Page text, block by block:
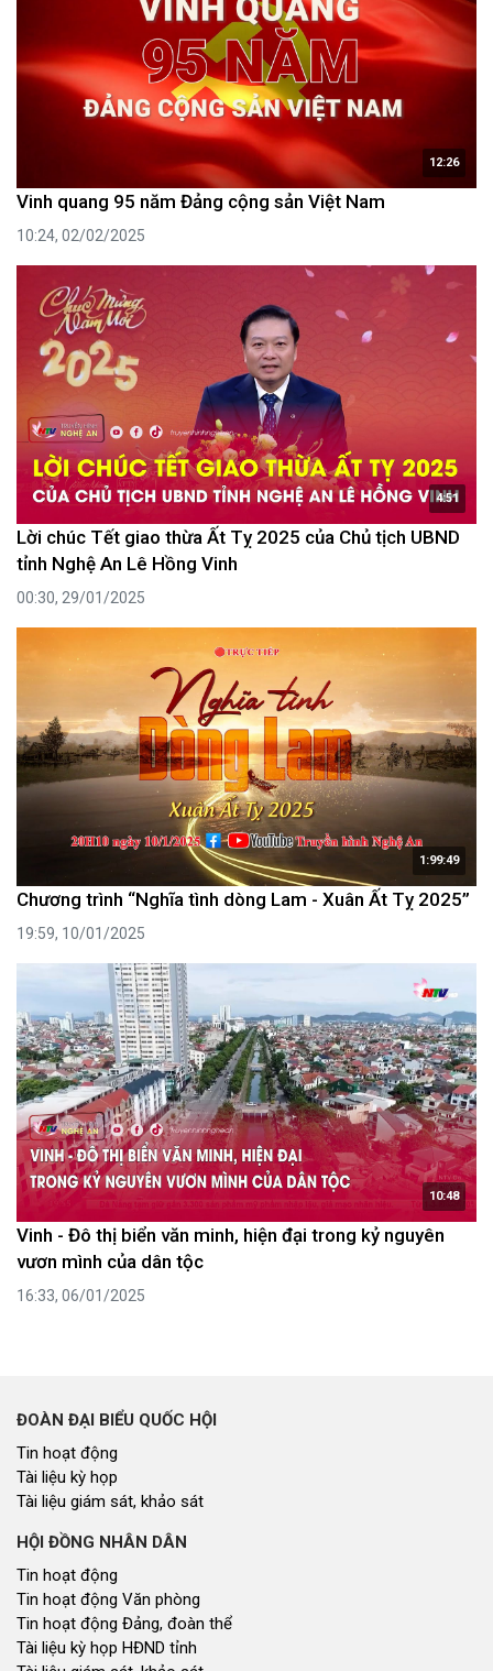
12:26
Vinh quang 95 năm Đảng cộng sản Việt Nam
10:24, 02/02/2025
4:51
Lời chúc Tết giao thừa Ất Tỵ 2025 của Chủ tịch UBND
tỉnh Nghệ An Lê Hồng Vinh
00:30, 29/01/2025
1:99:49
Chương trình “Nghĩa tình dòng Lam - Xuân Ất Tỵ 2025”
19:59, 10/01/2025
10:48
Vinh - Đô thị biển văn minh, hiện đại trong kỷ nguyên
vươn mình của dân tộc
16:33, 06/01/2025
ĐOÀN ĐẠI BIỂU QUỐC HỘI
Tin hoạt động
Tài liệu kỳ họp
Tài liệu giám sát, khảo sát
HỘI ĐỒNG NHÂN DÂN
Tin hoạt động
Tin hoạt động Văn phòng
Tin hoạt động Đảng, đoàn thể
Tài liệu kỳ họp HĐND tỉnh